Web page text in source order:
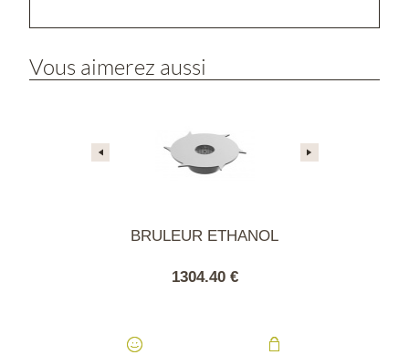
Vous aimerez aussi
BRULEUR ETHANOL
1304.40 €